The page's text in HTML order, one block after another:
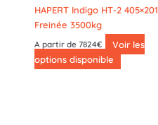
HAPERT Indigo HT-2 405×201
Freinée 3500kg
A partir de 7824€
Voir les
options disponible